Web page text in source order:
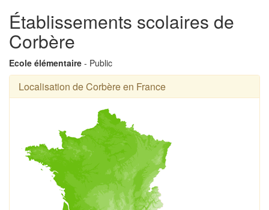
Établissements scolaires de
Corbère
Ecole élémentaire - Public
Localisation de Corbère en France